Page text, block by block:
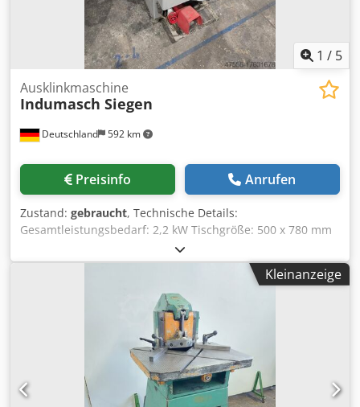
1 / 5
Deutschland 592 km
Ausklinkmaschine
Indumasch Siegen
Preisinfo Anrufen
Zustand: gebraucht, Technische Details:
Gesamtleistungsbedarf: 2,2 kW Tischgröße: 500 x 780 mm
Arbeitsbereich: 250 x 250 mm Höhe über Flur: 940 mm
Spannung: 380 V / Hz Maschinengewicht ca.: 0,642 t
Abmessung Maschine ca. LxBxH: 1,0 x 1,3 x 1,2 m
HYDRAULISCHE AUSKLINKMASCHINE auf Tisch befinden
sich links und rechts 90° Linearskalen Länge 250mm
Anschlagleisten Länge 400mm; im Winkel verstellbar li/re
90°) Bedienung über Schalttaster und/oder
Hand-/Fußbedienung Cjdpfou Icq Tex Afqoha inkl.
Werkzeug 2x Ober- und Untermesser eingebaut
(Messerlänge 250mm) *
Kleinanzeige